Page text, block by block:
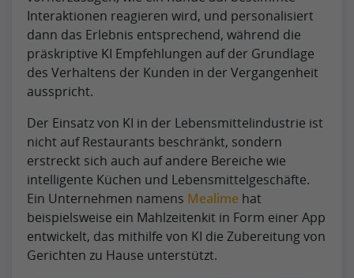
Interaktionen reagieren wird, und personalisiert
dann das Erlebnis entsprechend, während die
präskriptive KI Empfehlungen auf der Grundlage
des Verhaltens der Kunden in der Vergangenheit
ausspricht.
Der Einsatz von KI in der Lebensmittelindustrie ist
nicht auf Restaurants beschränkt, sondern
erstreckt sich auch auf andere Bereiche wie
intelligente Küchen und Lebensmittelgeschäfte.
Ein Unternehmen namens Mealime hat
beispielsweise ein Mahlzeitenkit in Form einer App
entwickelt, das mithilfe von KI die Zubereitung von
Gerichten zu Hause unterstützt.